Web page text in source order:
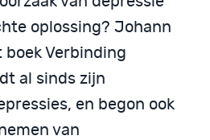
oplossing? Johann
boek Verbinding
al sinds zijn
en begon ook
van